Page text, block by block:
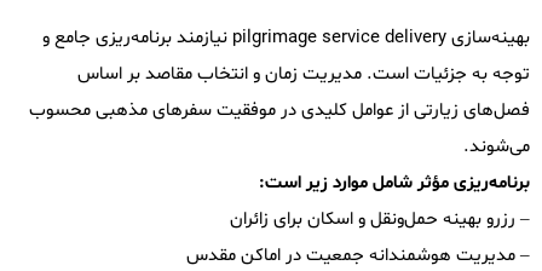
بهینه‌سازی pilgrimage service delivery نیازمند برنامه‌ریزی جامع و
توجه به جزئیات است. مدیریت زمان و انتخاب مقاصد بر اساس
فصل‌های زیارتی از عوامل کلیدی در موفقیت سفرهای مذهبی محسوب
می‌شوند.
برنامه‌ریزی مؤثر شامل موارد زیر است:
– رزرو بهینه حمل‌ونقل و اسکان برای زائران
– مدیریت هوشمندانه جمعیت در اماکن مقدس